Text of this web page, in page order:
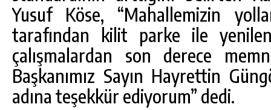
Yusuf Köse, “Mahallemizin
tarafından kilit parke ile
çalışmalardan son derece
Başkanımız Sayın Hayrettin
adına teşekkür ediyorum” dedi.